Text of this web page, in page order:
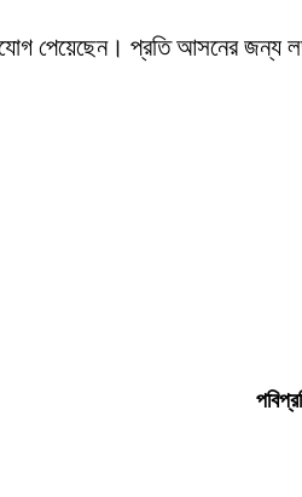
পেয়েছেন। প্রতি আসনের জন্য